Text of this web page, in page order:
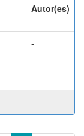
Autor(es)
-